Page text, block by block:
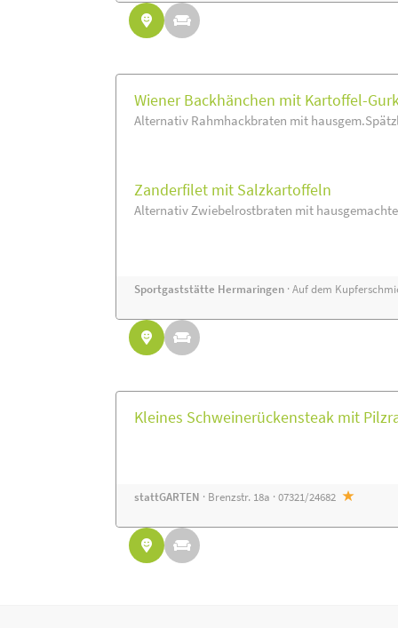
Wiener Backhänchen mit Kartoffel-
Alternativ Rahmhackbraten mit
Zanderfilet mit Salzkartoffeln
Alternativ Zwiebelrostbraten mit
Sportgaststätte Hermaringen · Auf dem
Kleines Schweinerückensteak mit
stattGARTEN · Brenzstr. 18a · 07321/24682